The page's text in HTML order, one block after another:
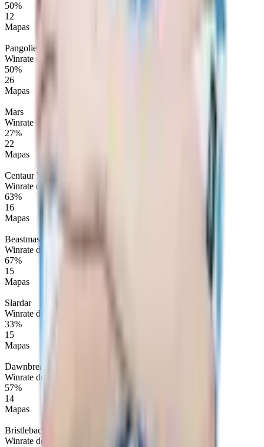
50%
12
Mapas
Pangolier
Winrate de Mapa
50%
26
Mapas
Mars
Winrate de Mapa
27%
22
Mapas
Centaur Warrunner
Winrate de Mapa
63%
16
Mapas
Beastmaster
Winrate de Mapa
67%
15
Mapas
Slardar
Winrate de Mapa
33%
15
Mapas
Dawnbreaker
Winrate de Mapa
57%
14
Mapas
Bristleback
Winrate de Mapa